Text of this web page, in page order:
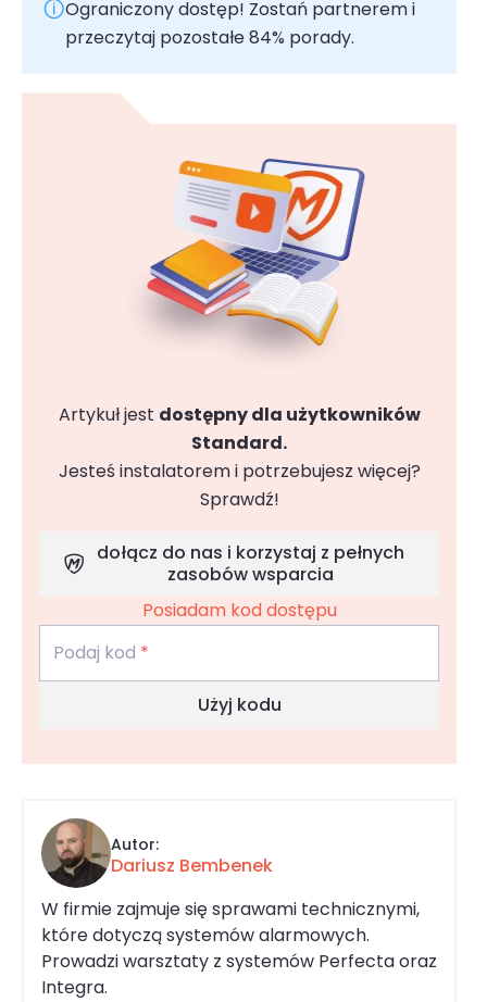
Ograniczony dostęp! Zostań partnerem i
przeczytaj pozostałe 84% porady.
Artykuł jest dostępny dla użytkowników
Standard.
Jesteś instalatorem i potrzebujesz więcej?
Sprawdź!
dołącz do nas i korzystaj z pełnych
zasobów wsparcia
Posiadam kod dostępu
Podaj kod *
Użyj kodu
Autor:
Dariusz Bembenek
W firmie zajmuje się sprawami technicznymi,
które dotyczą systemów alarmowych.
Prowadzi warsztaty z systemów Perfecta oraz
Integra.